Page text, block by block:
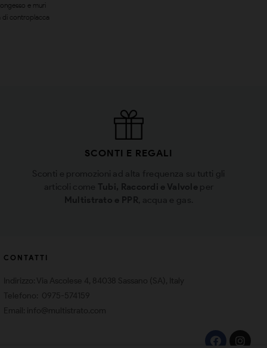
e muri
di controplacca
SCONTI E REGALI
Sconti e promozioni ad alta frequenza su tutti gli
articoli come Tubi, Raccordi e Valvole per
Multistrato e PPR , acqua e gas.
CONTATTI